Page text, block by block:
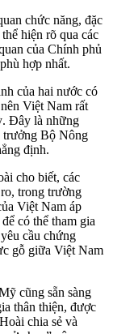
chức năng, đặc
hiện rõ qua các
của Chính phủ
hợp nhất.
của hai nước có
Việt Nam rất
Đây là những
trưởng Bộ Nông
định.
cho biết, các
trong trường
Việt Nam áp
có thể tham gia
cầu chứng
gỗ giữa Việt Nam
cũng sẵn sàng
thân thiện, được
chia sẻ và